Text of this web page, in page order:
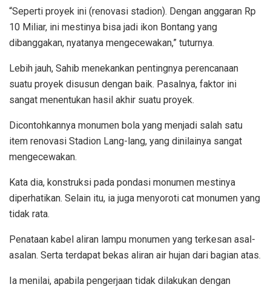
“Seperti proyek ini (renovasi stadion). Dengan anggaran Rp
10 Miliar, ini mestinya bisa jadi ikon Bontang yang
dibanggakan, nyatanya mengecewakan,” tuturnya.
Lebih jauh, Sahib menekankan pentingnya perencanaan
suatu proyek disusun dengan baik. Pasalnya, faktor ini
sangat menentukan hasil akhir suatu proyek.
Dicontohkannya monumen bola yang menjadi salah satu
item renovasi Stadion Lang-lang, yang dinilainya sangat
mengecewakan.
Kata dia, konstruksi pada pondasi monumen mestinya
diperhatikan. Selain itu, ia juga menyoroti cat monumen yang
tidak rata.
Penataan kabel aliran lampu monumen yang terkesan asal-
asalan. Serta terdapat bekas aliran air hujan dari bagian atas.
Ia menilai, apabila pengerjaan tidak dilakukan dengan